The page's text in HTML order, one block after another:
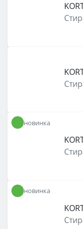
новинка
новинка